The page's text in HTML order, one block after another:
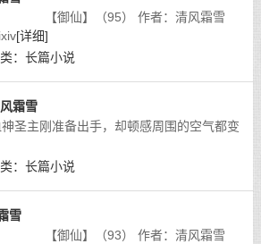
95） 作者：清风霜雪
[详细]
： 长篇小说
霜雪
圣主刚准备出手，却顿感周围的空气都变
： 长篇小说
雪
93） 作者：清风霜雪